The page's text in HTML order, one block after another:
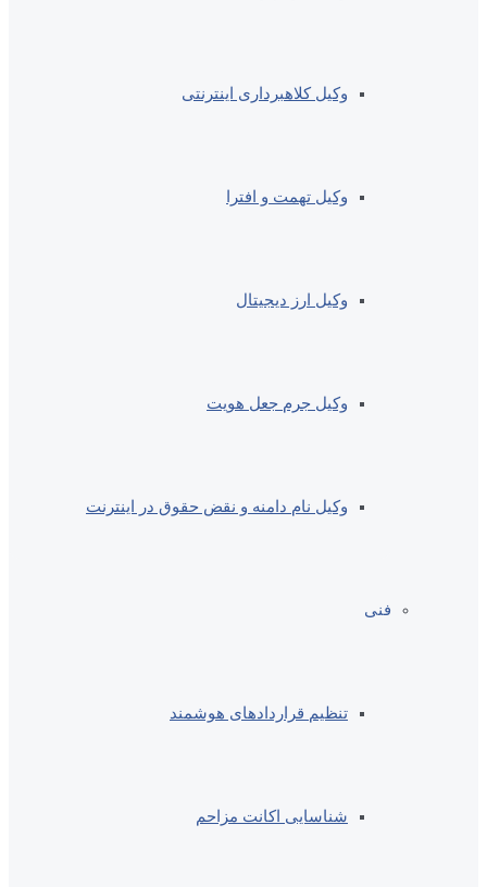
وکیل کلاهبرداری اینترنتی
وکیل تهمت و افترا
وکیل ارز دیجیتال
وکیل جرم جعل هویت
وکیل نام دامنه و نقض حقوق در اینترنت
فنی
تنظیم قراردادهای هوشمند
شناسایی اکانت مزاحم